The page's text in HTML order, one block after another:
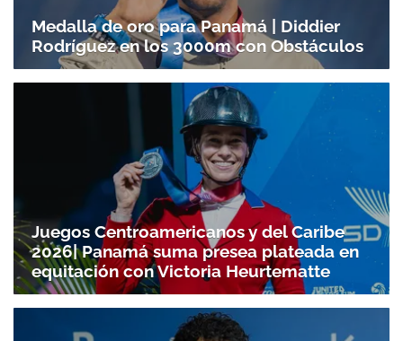
Medalla de oro para Panamá | Diddier
Rodríguez en los 3000m con Obstáculos
Juegos Centroamericanos y del Caribe
2026| Panamá suma presea plateada en
equitación con Victoria Heurtematte